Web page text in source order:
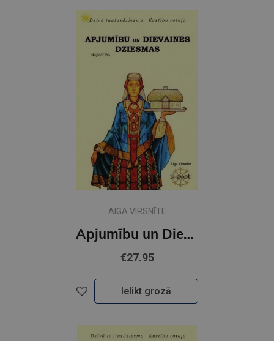
AIGA VIRSNĪTE
Apjumību un Dievaines dziesma
€27.95
Ielikt grozā